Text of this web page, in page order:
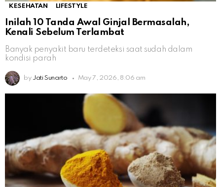
KESEHATAN LIFESTYLE
Inilah 10 Tanda Awal Ginjal Bermasalah,
Kenali Sebelum Terlambat
Banyak penyakit baru terdeteksi saat sudah dalam
kondisi parah
by Jati Sunarto May 7, 2026, 8:06 am